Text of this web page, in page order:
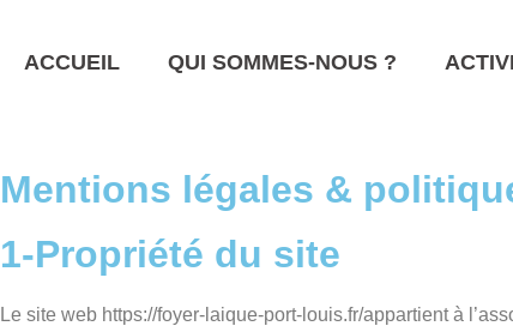
ACCUEIL QUI SOMMES-NOUS ?
Mentions légales &
1-Propriété du site
Le site web https://foyer-laique-port-louis.fr/appartient à